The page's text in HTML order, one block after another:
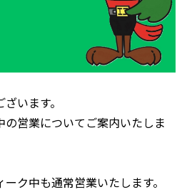
います。
営業についてご案内いたしま
ク中も通常営業いたします。